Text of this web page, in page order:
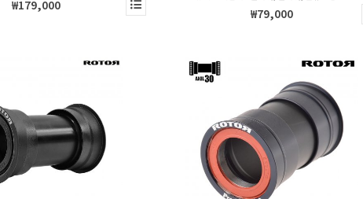
₩179,000
가스트 크랭크를 위한 바텀브라켓
₩79,000